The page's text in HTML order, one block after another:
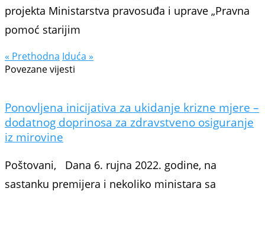
projekta Ministarstva pravosuđa i uprave „Pravna
pomoć starijim
« Prethodna Iduća »
Povezane vijesti
Ponovljena inicijativa za ukidanje krizne mjere –
dodatnog doprinosa za zdravstveno osiguranje
iz mirovine
Poštovani, Dana 6. rujna 2022. godine, na
sastanku premijera i nekoliko ministara sa